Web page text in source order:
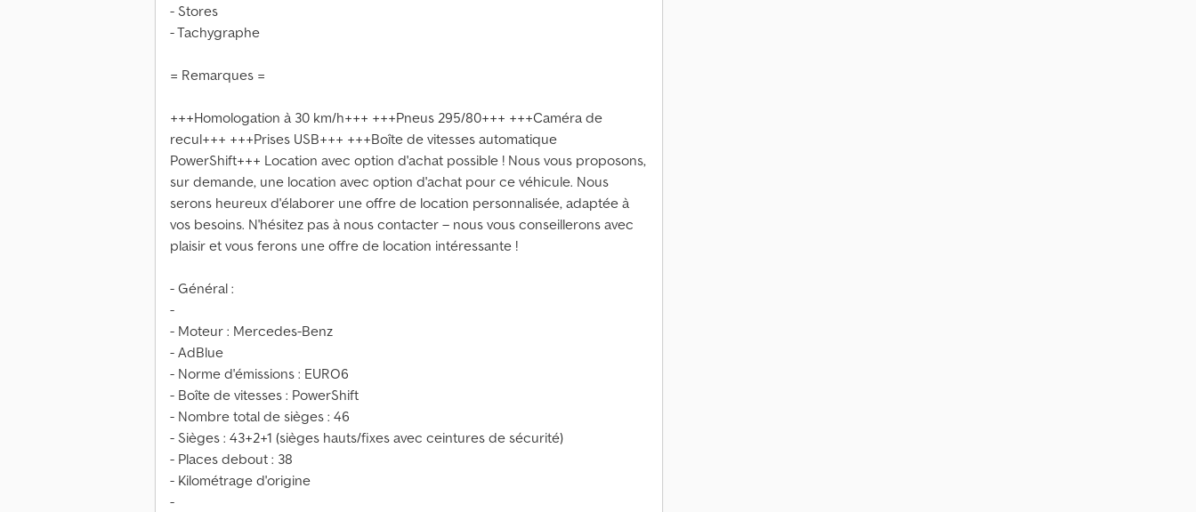
- Stores
- Tachygraphe
= Remarques =
+++Homologation à 30 km/h+++ +++Pneus 295/80+++ +++Caméra de
recul+++ +++Prises USB+++ +++Boîte de vitesses automatique
PowerShift+++ Location avec option d'achat possible ! Nous vous proposons,
sur demande, une location avec option d'achat pour ce véhicule. Nous
serons heureux d'élaborer une offre de location personnalisée, adaptée à
vos besoins. N'hésitez pas à nous contacter – nous vous conseillerons avec
plaisir et vous ferons une offre de location intéressante !
- Général :
-
- Moteur : Mercedes-Benz
- AdBlue
- Norme d'émissions : EURO6
- Boîte de vitesses : PowerShift
- Nombre total de sièges : 46
- Sièges : 43+2+1 (sièges hauts/fixes avec ceintures de sécurité)
- Places debout : 38
- Kilométrage d'origine
-